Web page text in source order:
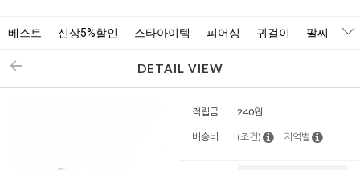
베스트 신상5%할인 스타아이템 피어싱 귀걸이 팔찌 목
DETAIL VIEW
적립금 240원
배송비 (조건) 지역별